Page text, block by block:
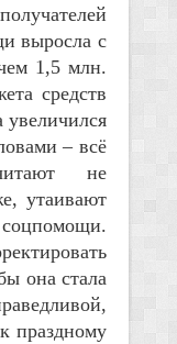
выросла с
1,5 млн.
средств
увеличился
– всё
не
утаивают
соцпомощи.
она стала
праздному